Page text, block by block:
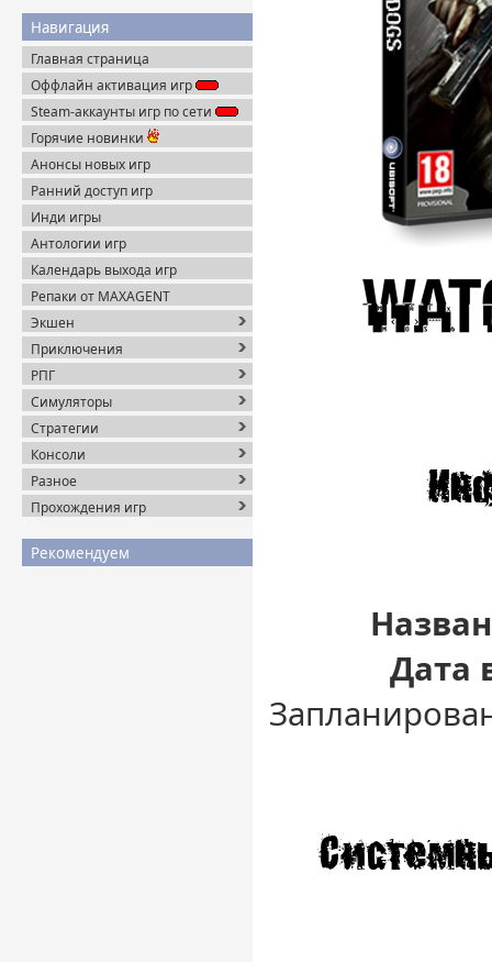
Навигация
Главная страница
Оффлайн активация игр
Steam-аккаунты игр по сети
Горячие новинки
Анонсы новых игр
Ранний доступ игр
Инди игры
Антологии игр
Календарь выхода игр
Репаки от MAXAGENT
Экшен
Приключения
РПГ
Симуляторы
Стратегии
Консоли
Разное
Прохождения игр
Рекомендуем
Дата